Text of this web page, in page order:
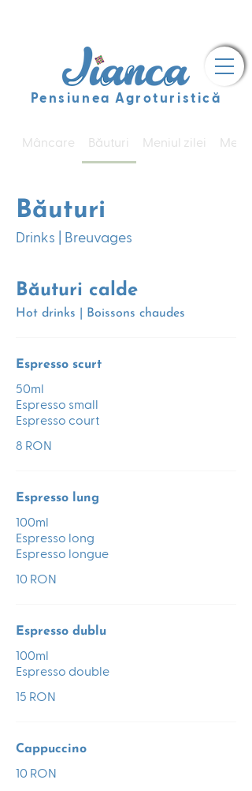
Pensiunea Agroturistică
Mâncare Băuturi Meniul zilei
Băuturi
Drinks | Breuvages
Băuturi calde
Hot drinks | Boissons chaudes
Espresso scurt
50ml
Espresso small
Espresso court
8 RON
Espresso lung
100ml
Espresso long
Espresso longue
10 RON
Espresso dublu
100ml
Espresso double
15 RON
Cappuccino
10 RON